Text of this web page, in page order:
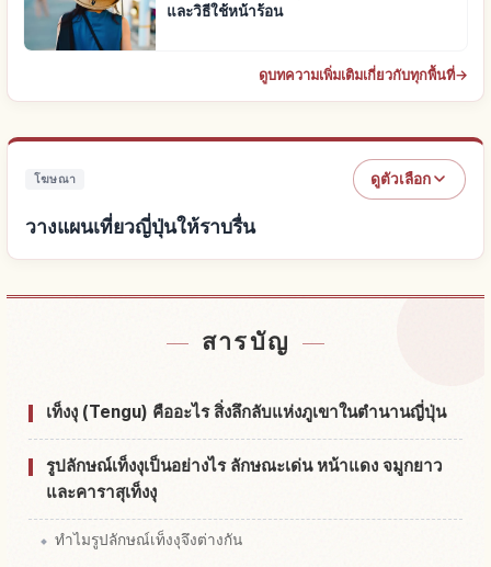
และวิธีใช้หน้าร้อน
ดูบทความเพิ่มเติมเกี่ยวกับทุกพื้นที่→
โฆษณา ดูตัวเลือก
วางแผนเที่ยวญี่ปุ่นให้ราบรื่น
สารบัญ
เท็งงุ (Tengu) คืออะไร สิ่งลึกลับแห่งภูเขาในตำนานญี่ปุ่น
รูปลักษณ์เท็งงุเป็นอย่างไร ลักษณะเด่น หน้าแดง จมูกยาว
และคาราสุเท็งงุ
ทำไมรูปลักษณ์เท็งงุจึงต่างกัน